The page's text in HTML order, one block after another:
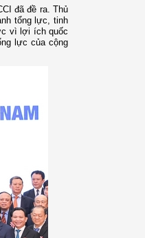
đã đề ra. Thủ
tổng lực, tinh
vì lợi ích quốc
lực của cộng